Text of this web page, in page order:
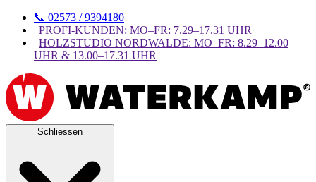
📞 02573 / 9394180
| PROFI-KUNDEN: MO–FR: 7.29–17.31 UHR
| HOLZSTUDIO NORDWALDE: MO–FR: 8.29–12.00
UHR & 13.00–17.31 UHR
Schliessen